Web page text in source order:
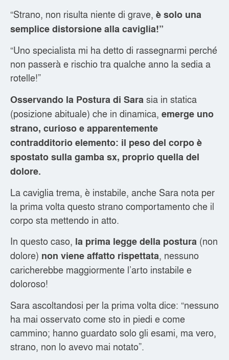
“Strano, non risulta niente di grave, è solo una
semplice distorsione alla caviglia!”
“Uno specialista mi ha detto di rassegnarmi perché
non passerà e rischio tra qualche anno la sedia a
rotelle!”
Osservando la Postura di Sarasia in statica
(posizione abituale) che in dinamica, emerge uno
strano, curioso e apparentemente
contradditorio elemento: il peso del corpo è
spostato sulla gamba sx, proprio quella del
dolore.
La caviglia trema, è instabile, anche Sara nota per
la prima volta questo strano comportamento che il
corpo sta mettendo in atto.
In questo caso, la prima legge della postura (non
dolore) non viene affatto rispettata, nessuno
caricherebbe maggiormente l’arto instabile e
doloroso!
Sara ascoltandosi per la prima volta dice: “nessuno
ha mai osservato come sto in piedi e come
cammino; hanno guardato solo gli esami, ma vero,
strano, non lo avevo mai notato”.